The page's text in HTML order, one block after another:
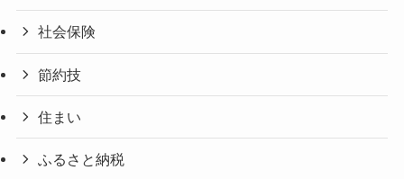
社会保険
節約技
住まい
ふるさと納税